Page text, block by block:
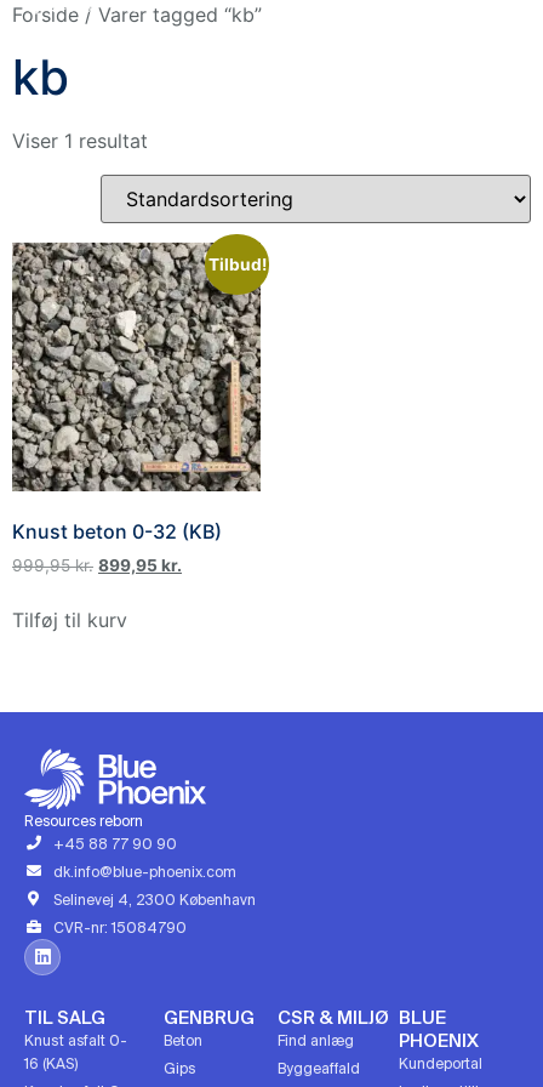
+45 88 77 90 90
Forside / Varer tagged “kb”
kb
Viser 1 resultat
Tilbud!
Knust beton 0-32 (KB)
999,95kr. 899,95 kr.
Tilføj til kurv
Resources reborn
+45 88 77 90 90
dk.info@blue-phoenix.com
Selinevej 4, 2300 København
CVR-nr: 15084790
TIL SALG
Knust asfalt 0-
16 (KAS)
GENBRUG
Beton
Gips
CSR & MILJØ
Find anlæg
Byggeaffald
BLUE
PHOENIX
Kundeportal